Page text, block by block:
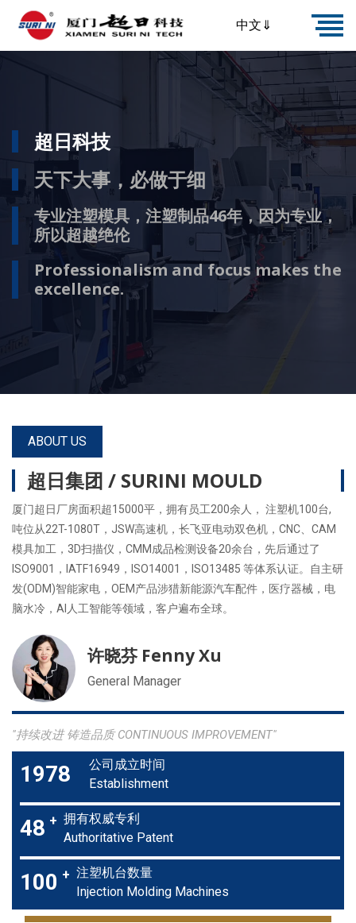
中文⇓
超日科技
天下大事，必做于细
专业注塑模具，注塑制品46年，因为专业，
所以超越绝伦
Professionalism and focus makes the
excellence.
ABOUT US
超日集团 / SURINI MOULD
厦门超日厂房面积超15000平，拥有员工200余人， 注塑机100台,
吨位从22T-1080T，JSW高速机，长飞亚电动双色机，CNC、CAM
模具加工，3D扫描仪，CMM成品检测设备20余台，先后通过了
ISO9001，IATF16949，ISO14001，ISO13485 等体系认证。自主研
发(ODM)智能家电，OEM产品涉猎新能源汽车配件，医疗器械，电
脑水冷，AI人工智能等领域，客户遍布全球。
许晓芬 Fenny Xu
General Manager
"持续改进 铸造品质 CONTINUOUS IMPROVEMENT"
1978
公司成立时间
Establishment
48
拥有权威专利
Authoritative Patent
100
注塑机台数量
Injection Molding Machines